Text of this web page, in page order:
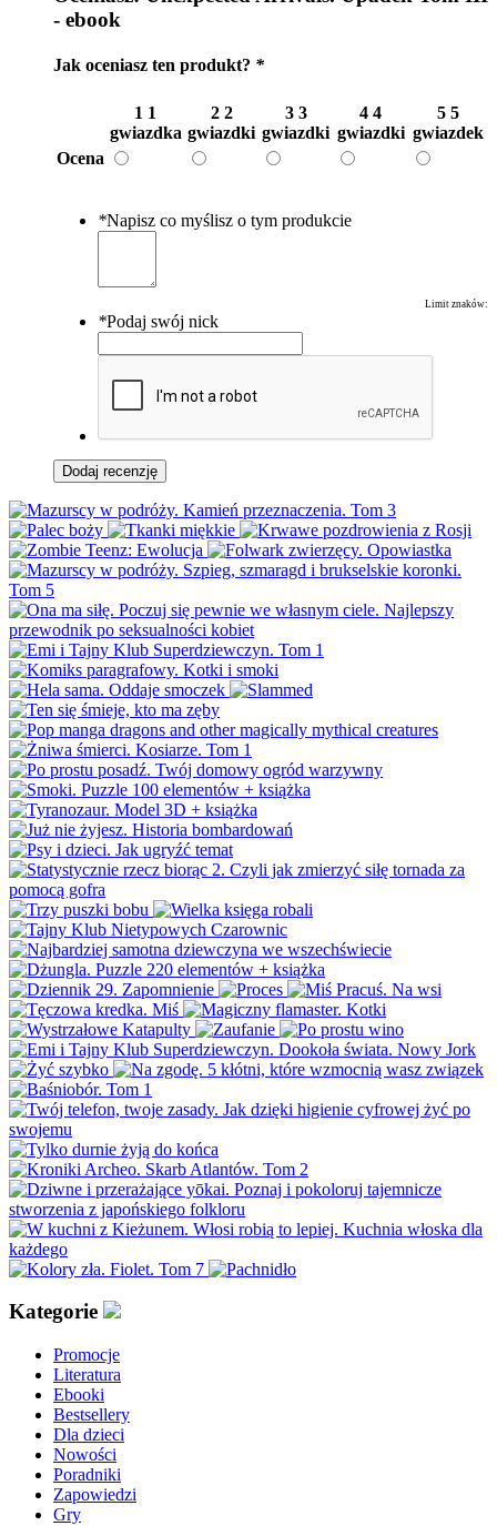
- ebook
Jak oceniasz ten produkt? *
1 1
gwiazdka
2 2
gwiazdki
3 3
gwiazdki
4 4
gwiazdki
5 5
gwiazdek
Ocena
*Napisz co myślisz o tym produkcie
Limit znaków:
*Podaj swój nick
Dodaj recenzję
Kategorie
Promocje
Literatura
Ebooki
Bestsellery
Dla dzieci
Nowości
Poradniki
Zapowiedzi
Gry